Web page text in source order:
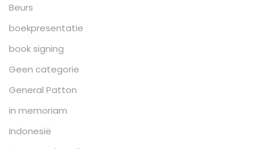
Beurs
boekpresentatie
book signing
Geen categorie
General Patton
in memoriam
Indonesië